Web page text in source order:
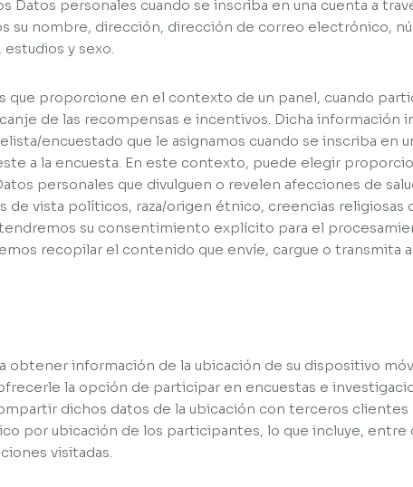
personales cuando se inscriba en una cuenta a
su nombre, dirección, dirección de correo electrónico,
y sexo.
que proporcione en el contexto de un panel, cuando
de las recompensas e incentivos. Dicha información
encuestado que le asignamos cuando se inscriba en
a la encuesta. En este contexto, puede elegir
personales que divulguen o revelen afecciones de
de vista políticos, raza/origen étnico, creencias religiosas
su consentimiento explícito para el
recopilar el contenido que envíe, cargue o transmita
obtener información de la ubicación de su dispositivo
la opción de participar en encuestas e
dichos datos de la ubicación con terceros clientes
por ubicación de los participantes, lo que incluye, entre
visitadas.